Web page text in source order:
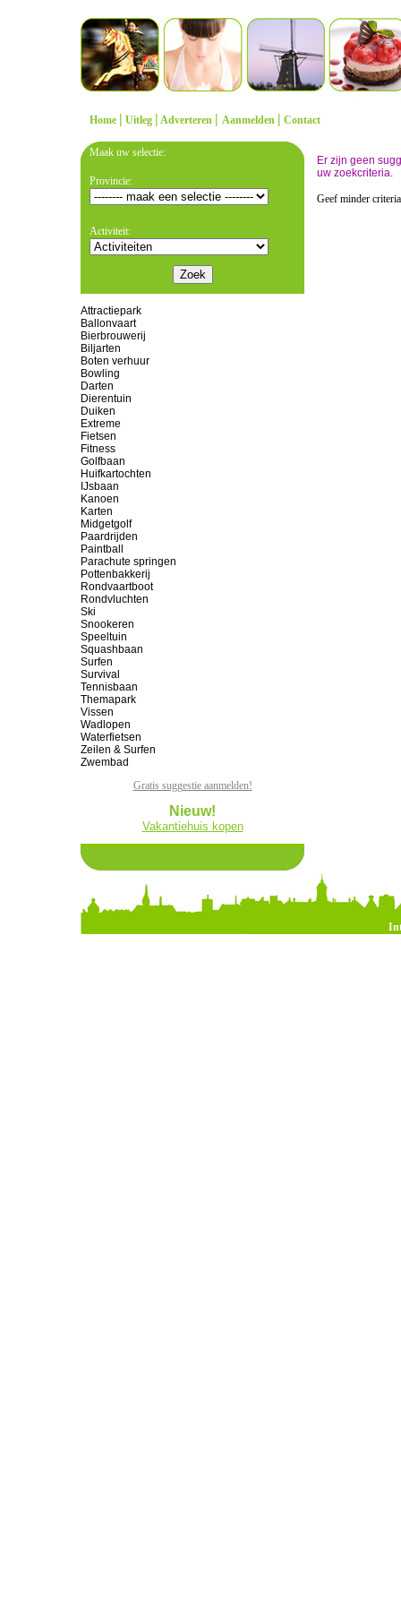
Home | Uitleg | Adverteren | Aanmelden | Contact
Maak uw selectie:
Provincie:
Activiteit:
Attractiepark
Ballonvaart
Bierbrouwerij
Biljarten
Boten verhuur
Bowling
Darten
Dierentuin
Duiken
Extreme
Fietsen
Fitness
Golfbaan
Huifkartochten
IJsbaan
Kanoen
Karten
Midgetgolf
Paardrijden
Paintball
Parachute springen
Pottenbakkerij
Rondvaartboot
Rondvluchten
Ski
Snookeren
Speeltuin
Squashbaan
Surfen
Survival
Tennisbaan
Themapark
Vissen
Wadlopen
Waterfietsen
Zeilen & Surfen
Zwembad
Gratis suggestie aanmelden!
Nieuw!
Vakantiehuis kopen
Er zijn geen
uw zoekcriteria.
Geef minder